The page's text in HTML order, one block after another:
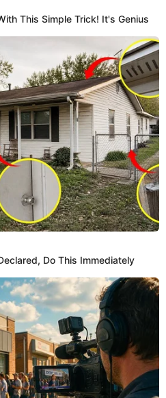
había presentado problemas
cerrada por tres meses para
a principios de enero. No
Palmavuelve a presentar